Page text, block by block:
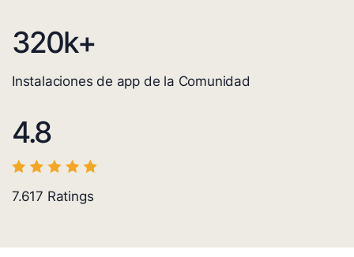
320k+
Instalaciones de app de la Comunidad
4.8
7.617 Ratings